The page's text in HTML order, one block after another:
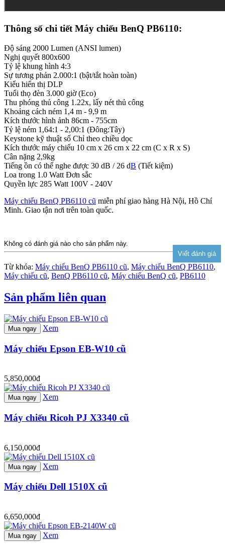
Thông số chi tiết Máy chiếu BenQ PB6110:
Độ sáng 2000 Lumen (ANSI lumen)
Nghị quyết 800x600
Tỷ lệ khung hình 4:3
Sự tương phản 2.000:1 (bật/tắt hoàn toàn)
Kiểu hiển thị DLP
Tuổi thọ đèn 3.000 giờ (Eco)
Thu phóng thủ công 1.22x, lấy nét thủ công
Khoảng cách ném 1,4 m - 9,9 m
Kích thước hình ảnh 86cm - 755cm
Tỷ lệ ném 1,64:1 - 2,00:1 (Đông:Tây)
Keystone kỹ thuật số Chỉ theo chiều dọc
Kích thước máy chiếu 10 cm x 26 cm x 22 cm (C x R x S)
Cân nặng 2,9kg
Tiếng ồn có thể nghe được 30 dB / 26 dB (Tiết kiệm)
Loa trong 1.0 Watt Đơn sắc
Quyền lực 285 Watt 100V - 240V
Máy chiếu BenQ PB6110 cũ miễn phí giao hàng Hà Nội, Hồ Chí
Minh. Giao tận nơi trên toàn quốc.
Không có đánh giá nào cho sản phẩm này.
Từ khóa: Máy chiếu BenQ PB6110 cũ, Máy chiếu BenQ PB6110,
Máy chiếu cũ, BenQ PB6110 cũ, Máy chiếu BenQ cũ, PB6110
Sản phẩm liên quan
Mua ngay Xem
Máy chiếu Epson EB-W10 cũ
5,850,000đ
Mua ngay Xem
Máy chiếu Ricoh PJ X3340 cũ
6,150,000đ
Mua ngay Xem
Máy chiếu Dell 1510X cũ
6,650,000đ
Mua ngay Xem